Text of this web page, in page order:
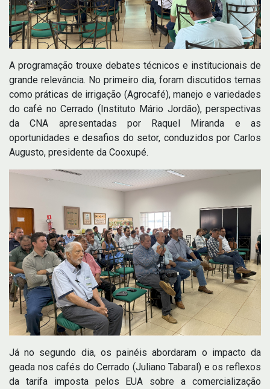
A programação trouxe debates técnicos e institucionais de
grande relevância. No primeiro dia, foram discutidos temas
como práticas de irrigação (Agrocafé), manejo e variedades
do café no Cerrado (Instituto Mário Jordão), perspectivas
da CNA apresentadas por Raquel Miranda e as
oportunidades e desafios do setor, conduzidos por Carlos
Augusto, presidente da Cooxupé.
Já no segundo dia, os painéis abordaram o impacto da
geada nos cafés do Cerrado (Juliano Tabaral) e os reflexos
da tarifa imposta pelos EUA sobre a comercialização